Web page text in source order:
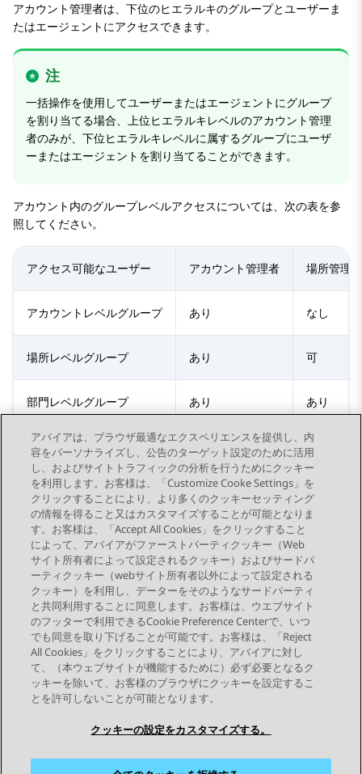
アカウント管理者は、下位のヒエラルキのグループとユーザーま
たはエージェントにアクセスできます。
注
一括操作を使用してユーザーまたはエージェントにグループ
を割り当てる場合、上位ヒエラルキレベルのアカウント管理
者のみが、下位ヒエラルキレベルに属するグループにユーザ
ーまたはエージェントを割り当てることができます。
アカウント内のグループレベルアクセスについては、次の表を参
照してください。
アクセス可能なユーザー アカウント管理者 場所管理者
アカウントレベルグループ あり なし
場所レベルグループ あり 可
部門レベルグループ あり あり
チームレベルグループ あり あり
Send Feedback
トピックナビゲーション
前のトピック 次のトピック
つながりを保つ
アバイアは、ブラウザ最適なエクスペリエンスを提供し、内
容をパーソナライズし、公告のターゲット設定のために活用
し、およびサイトトラフィックの分析を行うためにクッキー
を利用します。お客様は、「Customize Cooke Settings」を
クリックすることにより、より多くのクッキーセッティング
の情報を得ること又はカスタマイズすることが可能となりま
す。お客様は、「Accept All Cookies」をクリックすること
によって、アバイアがファーストパーティクッキー（Web
サイト所有者によって設定されるクッキー）およびサードパ
ーティクッキー（webサイト所有者以外によって設定される
クッキー）を利用し、データーをそのようなサードパーティ
と共同利用することに同意します。お客様は、ウエブサイト
のフッターで利用できるCookie Preference Centerで、いつ
でも同意を取り下げることが可能です。お客様は、「Reject
All Cookies」をクリックすることにより、アバイアに対し
て、（本ウェブサイトが機能するために）必ず必要となるク
ッキーを除いて、お客様のブラウザにクッキーを設定するこ
とを許可しないことが可能となります。
クッキーの設定をカスタマイズする。